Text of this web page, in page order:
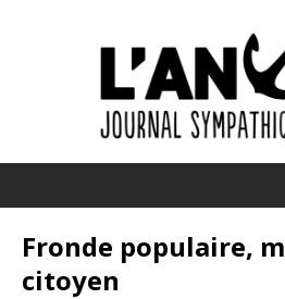
Fronde populaire,
citoyen